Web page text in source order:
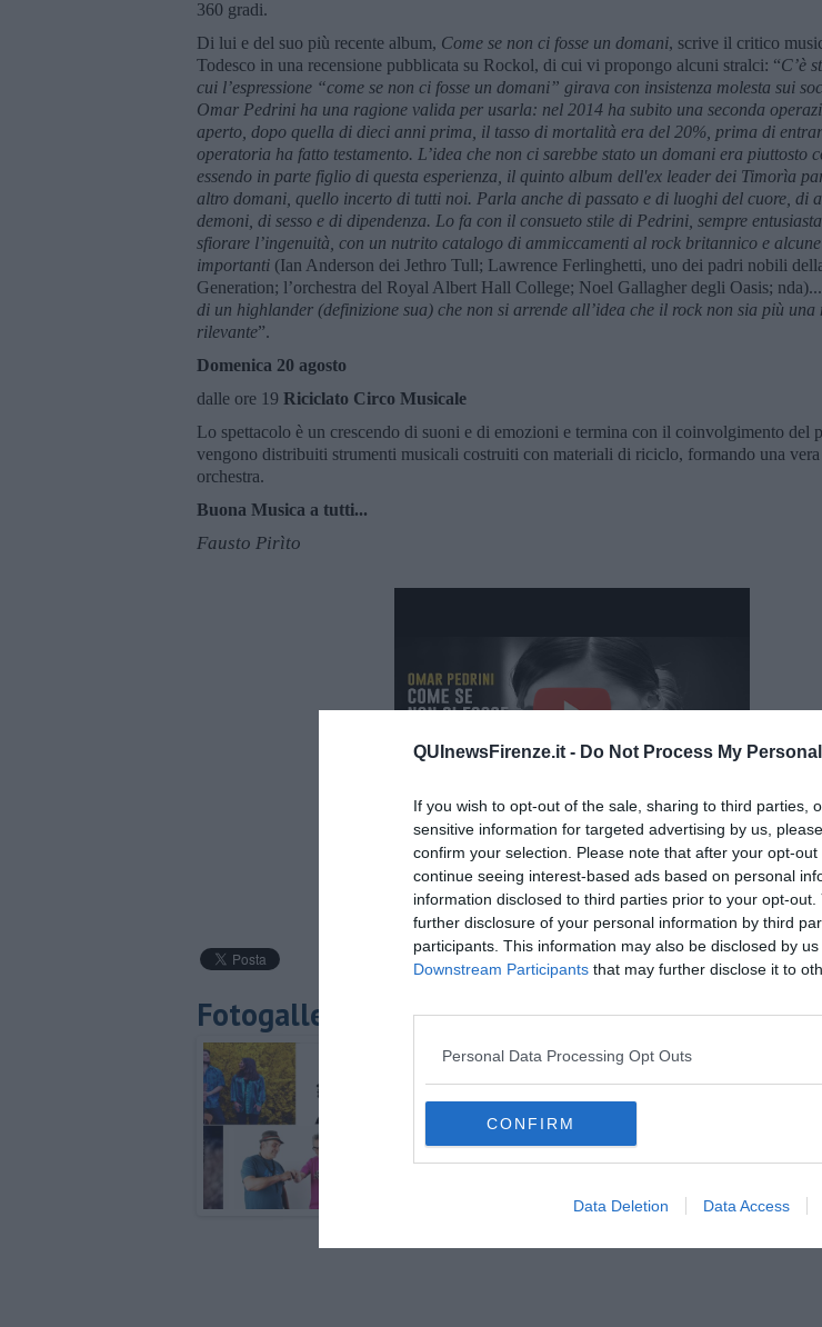
QUInewsFirenze.it - Do Not Process My
If you wish to opt-out of the sale, sharing to third parties,
sensitive information for targeted advertising by us,
confirm your selection. Please note that after your opt-
continue seeing interest-based ads based on personal
information disclosed to third parties prior to your opt-
further disclosure of your personal information by third
participants. This information may also be disclosed by
Downstream Participants that may further disclose it to
Personal Data Processing Opt Outs
CONFIRM
Data Deletion Data Access
360 gradi.
Di lui e del suo più recente album, Come se non ci fosse un domani, scrive il critico
Todesco in una recensione pubblicata su Rockol, di cui vi propongo alcuni stralci: “C’è
cui l’espressione “come se non ci fosse un domani” girava con insistenza molesta sui
Omar Pedrini ha una ragione valida per usarla: nel 2014 ha subito una seconda
aperto, dopo quella di dieci anni prima, il tasso di mortalità era del 20%, prima di
operatoria ha fatto testamento. L’idea che non ci sarebbe stato un domani era piuttosto
essendo in parte figlio di questa esperienza, il quinto album dell'ex leader dei Timorìa
altro domani, quello incerto di tutti noi. Parla anche di passato e di luoghi del cuore, di
demoni, di sesso e di dipendenza. Lo fa con il consueto stile di Pedrini, sempre
sfiorare l’ingenuità, con un nutrito catalogo di ammiccamenti al rock britannico e
importanti (Ian Anderson dei Jethro Tull; Lawrence Ferlinghetti, uno dei padri nobili
Generation; l’orchestra del Royal Albert Hall College; Noel Gallagher degli Oasis; nda)...
di un highlander (definizione sua) che non si arrende all’idea che il rock non sia più una
rilevante”.
Domenica 20 agosto
dalle ore 19 Riciclato Circo Musicale
Lo spettacolo è un crescendo di suoni e di emozioni e termina con il coinvolgimento del
vengono distribuiti strumenti musicali costruiti con materiali di riciclo, formando una
orchestra.
Buona Musica a tutti...
Fausto Pirìto
Omar Pedrini - Come se non ci fosse un domani (Official Video)
Fotogallery